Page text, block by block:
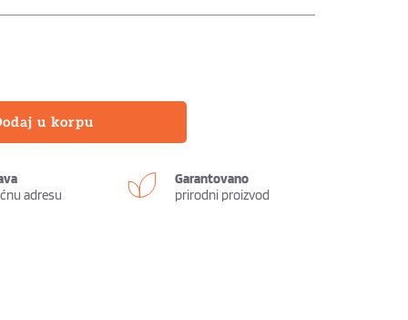
u korpu
adresu
Garantovano
prirodni proizvod